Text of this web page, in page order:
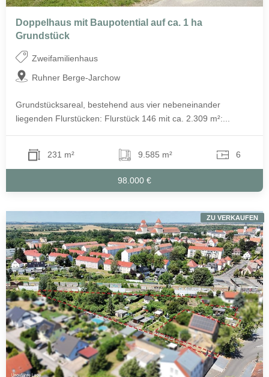
Doppelhaus mit Baupotential auf ca. 1 ha
Grundstück
Zweifamilienhaus
Ruhner Berge-Jarchow
Grundstücksareal, bestehend aus vier nebeneinander
liegenden Flurstücken: Flurstück 146 mit ca. 2.309 m²:...
231 m² 9.585 m² 6
98.000 €
ZU VERKAUFEN